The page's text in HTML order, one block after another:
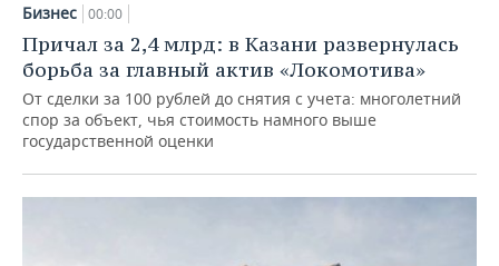
Бизнес 00:00
Причал за 2,4 млрд: в Казани развернулась
борьба за главный актив «Локомотива»
От сделки за 100 рублей до снятия с учета: многолетний
спор за объект, чья стоимость намного выше
государственной оценки